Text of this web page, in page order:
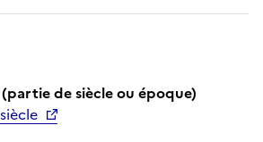
de siècle ou époque)